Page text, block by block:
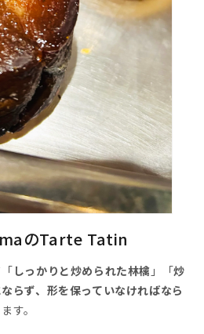
のTarte Tatin
しっかりと炒められた林檎 」「炒
らず、形を保っていなければなら
す。